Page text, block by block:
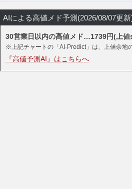
AIによる高値メド予測(2026/08/07更新
30営業日以内の高値メド…1739円(上
※上記チャートの「AI-Predict」は、上値余地
『高値予測AI』はこちらへ